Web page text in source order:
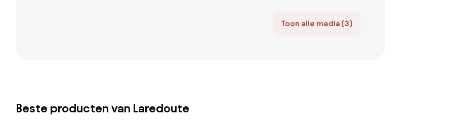
Toon alle media (3)
Beste producten van Laredoute